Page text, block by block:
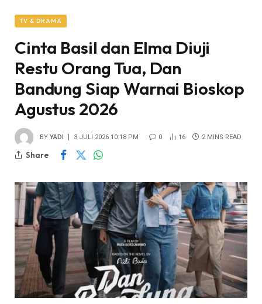
TV & DRAMA
Cinta Basil dan Elma Diuji
Restu Orang Tua, Dan
Bandung Siap Warnai Bioskop
Agustus 2026
BY YADI 3 JULI 2026 10:18 PM 0 16 2 MINS READ
Share